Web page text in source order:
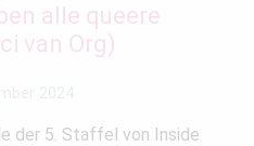
alle queere
van Org)
der 5. Staffel von Inside